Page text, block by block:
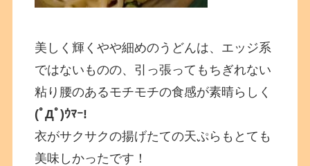
美しく輝くやや細めのうどんは、エッジ系
ではないものの、引っ張ってもちぎれない
粘り腰のあるモチモチの食感が素晴らしく
(ﾟДﾟ)ｳﾏｰ!
衣がサクサクの揚げたての天ぷらもとても
美味しかったです！